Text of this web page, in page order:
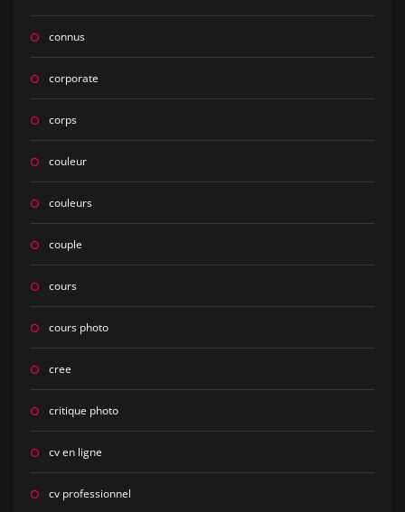
connus
corporate
corps
couleur
couleurs
couple
cours
cours photo
cree
critique photo
cv en ligne
cv professionnel